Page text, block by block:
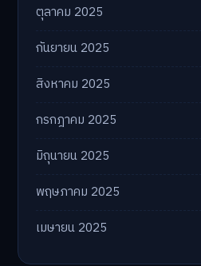
ตุลาคม 2025
กันยายน 2025
สิงหาคม 2025
กรกฎาคม 2025
มิถุนายน 2025
พฤษภาคม 2025
เมษายน 2025